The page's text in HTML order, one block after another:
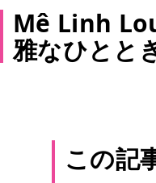
Mê Linh
雅なひとと
この記